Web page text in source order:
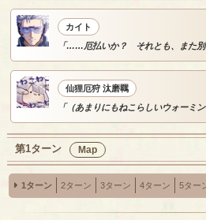
カイト
「……厄払いか？ それとも、また別
仙狸厄狩 汰磨羈
「（あまりにもねこらしいウォーミン
第1ターン Map
1ターン 2ターン 3ターン 4ターン 5ター